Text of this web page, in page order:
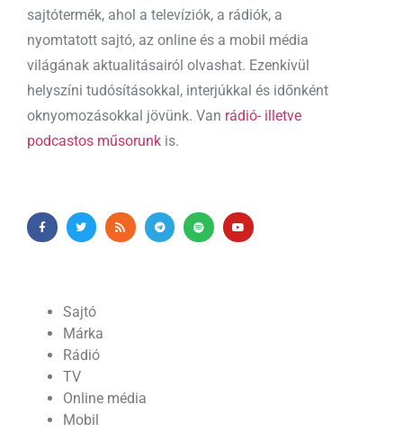
sajtótermék, ahol a televíziók, a rádiók, a
nyomtatott sajtó, az online és a mobil média
világának aktualitásairól olvashat. Ezenkívül
helyszíni tudósításokkal, interjúkkal és időnként
oknyomozásokkal jövünk. Van rádió- illetve
podcastos műsorunk is.
Sajtó
Márka
Rádió
TV
Online média
Mobil